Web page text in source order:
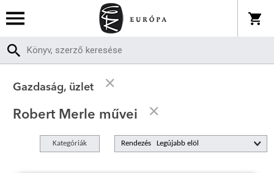
Gazdaság, üzlet
Robert Merle művei
Kategóriák Rendezés